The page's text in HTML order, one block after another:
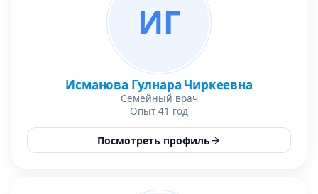
ИГ
Исманова Гулнара Чиркеевна
Семейный врач
Опыт 41 год
Посмотреть профиль